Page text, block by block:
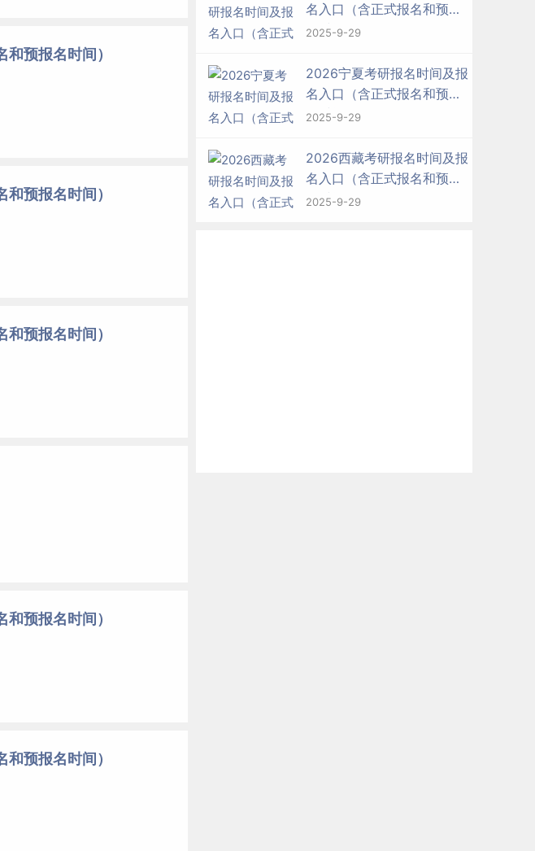
预报名时间）
预报名时间）
预报名时间）
预报名时间）
预报名时间）
名入口（含正式报名和预报
名时间）
2025-9-29
2026宁夏考研报名时间及报
名入口（含正式报名和预报
名时间）
2025-9-29
2026西藏考研报名时间及报
名入口（含正式报名和预报
名时间）
2025-9-29